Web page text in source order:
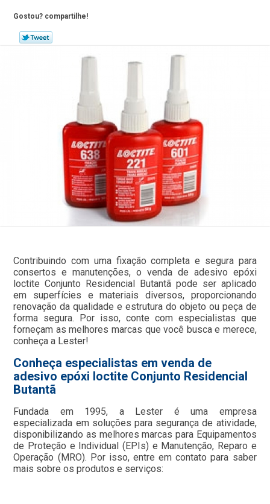
Gostou? compartilhe!
Contribuindo com uma fixação completa e segura para
consertos e manutenções, o venda de adesivo epóxi
loctite Conjunto Residencial Butantã pode ser aplicado
em superfícies e materiais diversos, proporcionando
renovação da qualidade e estrutura do objeto ou peça de
forma segura. Por isso, conte com especialistas que
forneçam as melhores marcas que você busca e merece,
conheça a Lester!
Conheça especialistas em venda de
adesivo epóxi loctite Conjunto Residencial
Butantã
Fundada em 1995, a Lester é uma empresa
especializada em soluções para segurança de atividade,
disponibilizando as melhores marcas para Equipamentos
de Proteção e Individual (EPIs) e Manutenção, Reparo e
Operação (MRO). Por isso, entre em contato para saber
mais sobre os produtos e serviços: